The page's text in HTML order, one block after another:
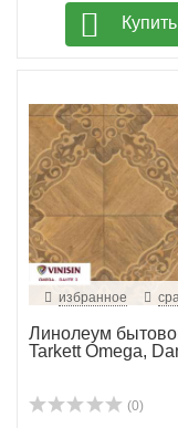
Купить
избранное
Линолеум
Tarkett Omega,
(0)